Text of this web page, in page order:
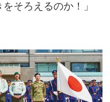
そろえるのか！」